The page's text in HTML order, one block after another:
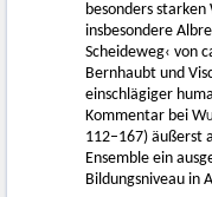
besonders
insbesondere
Scheideweg‹ von
Bernhaubt und
einschlägiger
Kommentar bei
112–167) äußerst
Ensemble ein
Bildungsniveau in